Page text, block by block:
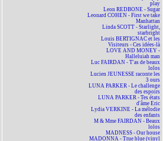
play
Leon REDBONE - Sugar
Leonard COHEN - First we take
Manhattan
Linda SCOTT - Starlight,
starbright
Louis BERTIGNAC et les
Visiteurs - Ces idées-là
LOVE AND MONEY -
Halleluiah man
Luc FAIRDAN - T'as de beaux
lolos
Lucien JEUNESSE raconte les
3 ours
LUNA PARKER - Le challenge
des espoirs
LUNA PARKER - Tes états
d'âme Eric
Lydia VERKINE - La mélodie
des enfants
M & Mme FAIRDAN - Beaux
lolos
MADNESS - Our house
MADONNA - True blue (vinyl